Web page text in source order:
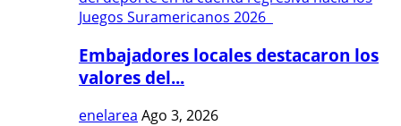
Embajadores locales destacaron los
valores del...
enelarea Ago 3, 2026